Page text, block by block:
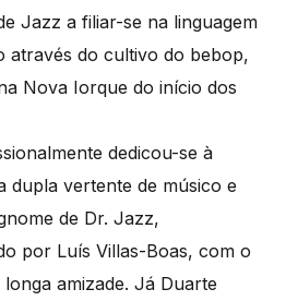
Jazz a filiar-se na linguagem
através do cultivo do bebop,
Nova Iorque do início dos
dedicou-se à
dupla vertente de músico e
de Dr. Jazz,
por Luís Villas-Boas, com o
amizade. Já Duarte